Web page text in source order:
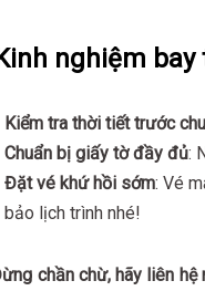
nghiệm
Kiểm tra thời tiết trước
Chuẩn bị giấy tờ đầy đủ:
Đặt vé khứ hồi sớm: Vé
bảo lịch trình nhé!
chần chừ, hãy liên